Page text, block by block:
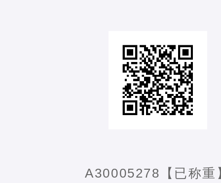
A30005278【已称重